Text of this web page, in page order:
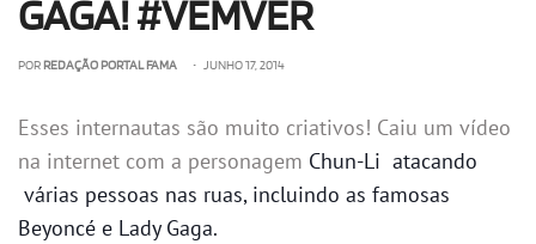
GAGA! #VEMVER
PORREDAÇÃO PORTAL FAMA • JUNHO 17, 2014
Esses internautas são muito criativos! Caiu um vídeo
na internet com a personagem Chun-Li atacando
várias pessoas nas ruas, incluindo as famosas
Beyoncé e Lady Gaga.